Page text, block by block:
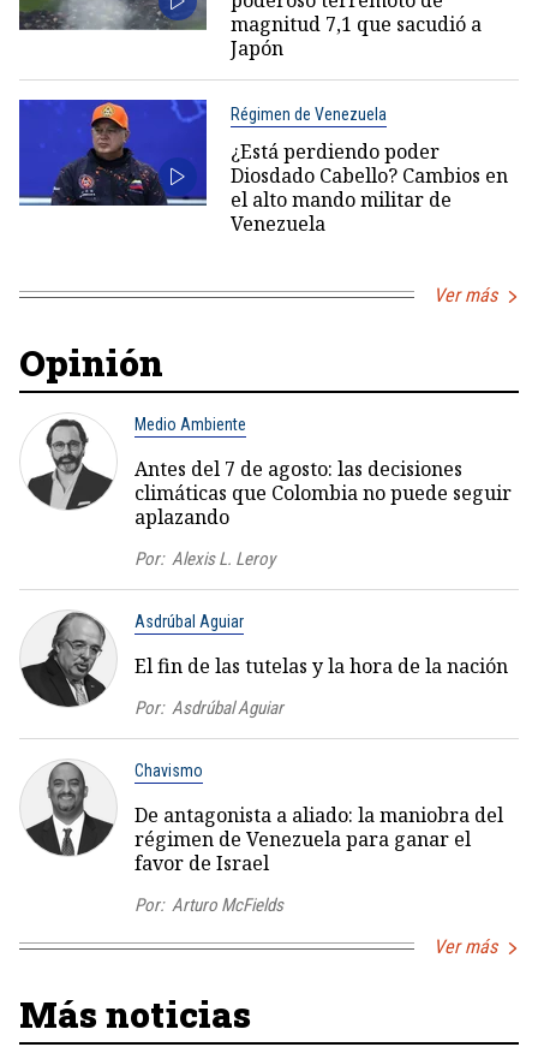
magnitud 7,1 que sacudió a
Japón
Régimen de Venezuela
¿Está perdiendo poder
Diosdado Cabello? Cambios en
el alto mando militar de
Venezuela
Ver más
Opinión
Medio Ambiente
Antes del 7 de agosto: las decisiones
climáticas que Colombia no puede seguir
aplazando
Por: Alexis L. Leroy
Asdrúbal Aguiar
El fin de las tutelas y la hora de la nación
Por: Asdrúbal Aguiar
Chavismo
De antagonista a aliado: la maniobra del
régimen de Venezuela para ganar el
favor de Israel
Por: Arturo McFields
Ver más
Más noticias